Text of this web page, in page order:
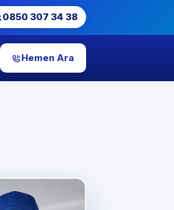
0850 307 34 38
Hemen Ara